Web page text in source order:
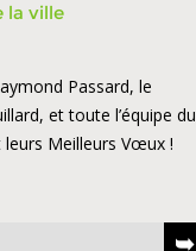
la ville
Passard, le
et toute l’équipe du
leurs Meilleurs Vœux !